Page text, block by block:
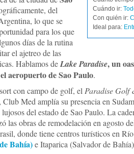
Cuándo ir:
Con quién ir:
Ideal para:
del
lo que se
para los que
días de la rutina
el ajetreo de las
Hablamos deLake Paradise, un
aeropuerto de Sao Paulo.
con campo de golf, el Paradise Golf
Med amplía su presencia en
del estado de Sao Paulo. La
las obras de remodelación en agosto
donde tiene centros turísticos en
Bahía)e Itaparica (Salvador de